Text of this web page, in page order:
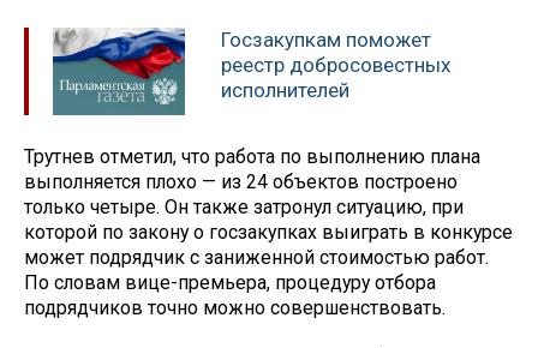
Госзакупкам поможет
реестр добросовестных
исполнителей
Трутнев отметил, что работа по выполнению плана
выполняется плохо — из 24 объектов построено
только четыре. Он также затронул ситуацию, при
которой по закону о госзакупках выиграть в конкурсе
может подрядчик с заниженной стоимостью работ.
По словам вице-премьера, процедуру отбора
подрядчиков точно можно совершенствовать.